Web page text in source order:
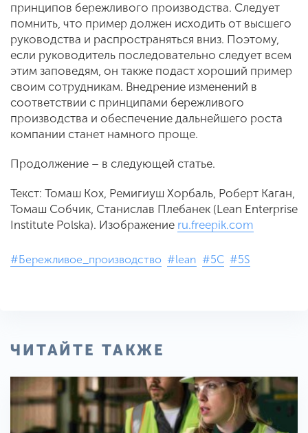
принципов бережливого производства. Следует
помнить, что пример должен исходить от высшего
руководства и распространяться вниз. Поэтому,
если руководитель последовательно следует всем
этим заповедям, он также подаст хороший пример
своим сотрудникам. Внедрение изменений в
соответствии с принципами бережливого
производства и обеспечение дальнейшего роста
компании станет намного проще.
Продолжение – в следующей статье.
Текст: Томаш Кох, Ремигиуш Хорбаль, Роберт Каган,
Томаш Собчик, Станислав Плебанек (Lean Enterprise
Institute Polska). Изображение ru.freepik.com
#Бережливое_производство #lean #5С #5S
ЧИТАЙТЕ ТАКЖЕ